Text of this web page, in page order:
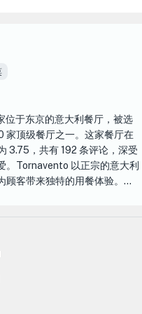
位于东京的意大利餐厅，被选
家顶级餐厅之一。这家餐厅在
3.75，共有 192 条评论，深受
。Tornavento 以正宗的意大利
顾客带来独特的用餐体验。
自己喜欢的菜品。餐厅还提供
，包括烤章鱼和嫩牛肉片。
大利餐厅的不同之处在于它注